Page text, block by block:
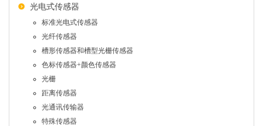
光电式传感器
标准光电式传感器
光纤传感器
槽形传感器和槽型光栅传感器
色标传感器+颜色传感器
光栅
距离传感器
光通讯传输器
特殊传感器